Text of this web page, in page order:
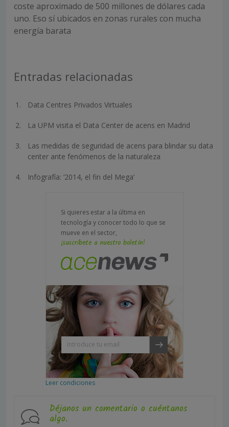
coste aproximado de 500 millones de dólares cada
uno. Eso sí ubicados en zonas rurales con mucha
energía barata
Entradas relacionadas
Data Centres Privados Virtuales
La UPM visita el Data Center de acens en Madrid
Las medidas de seguridad de acens para blindar su data
center ante fenómenos de la naturaleza
Infografía: ‘2014, el fin del Mega’
Si quieres estar a la última en
tecnología y conocer todo lo que se
mueve en el sector,
¡suscríbete a nuestro boletín!
Leer condiciones
Déjanos un comentario o cuéntanos
algo.